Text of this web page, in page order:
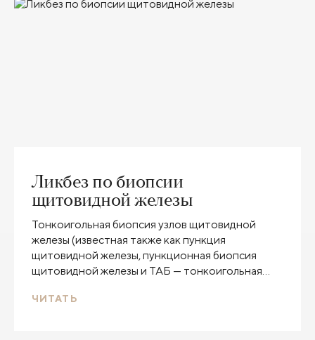
Ликбез по биопсии
щитовидной железы
Тонкоигольная биопсия узлов щитовидной
железы (известная также как пункция
щитовидной железы, пункционная биопсия
щитовидной железы и ТАБ — тонкоигольная
применяемый для диагностики рака
ЧИТАТЬ